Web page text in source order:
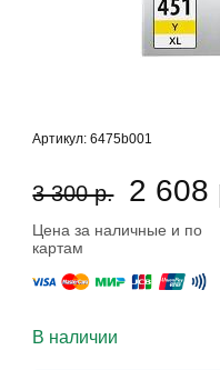
Артикул:6475b001
3 300 р. 2 608
Цена за наличные и по
картам
В наличии